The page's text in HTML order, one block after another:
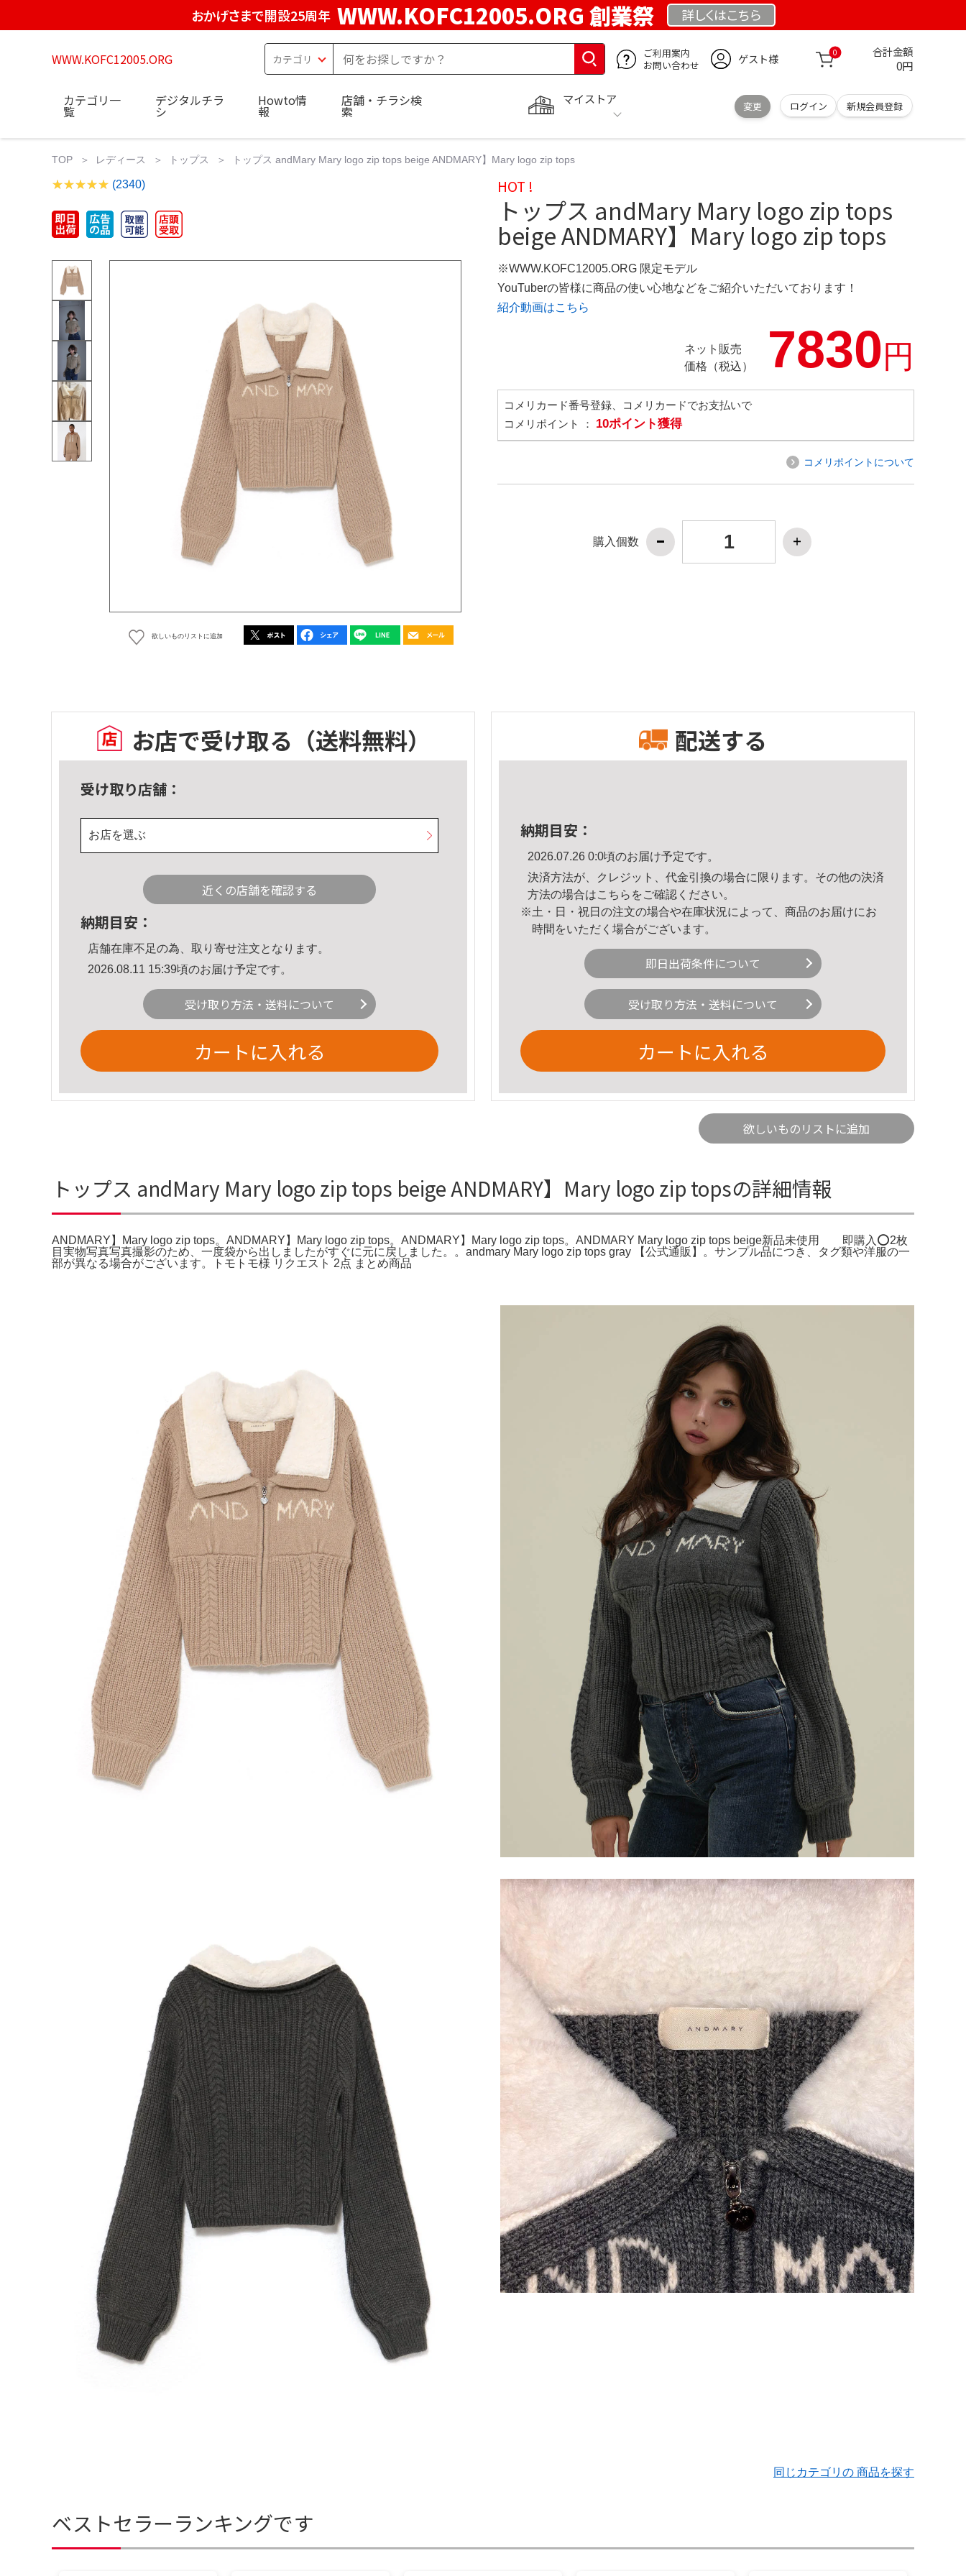
おかげさまで開設25周年 WWW.KOFC12005.ORG 創業祭 詳しくはこちら
WWW.KOFC12005.ORG
ご利用案内
お問い合わせ
ゲスト様 0 合計金額
0円
マイストア
変更 ログイン 新規会員登録
カテゴリ一
覧
デジタルチラ
シ
Howto情
報
店舗・チラシ検
索
TOP レディース トップス トップス andMary Mary logo zip tops beige ANDMARY】Mary logo zip tops
(2340)
欲しいものリストに追加
HOT !
トップス andMary Mary logo zip tops
beige ANDMARY】Mary logo zip tops
※WWW.KOFC12005.ORG 限定モデル
YouTuberの皆様に商品の使い心地などをご紹介いただいております！
紹介動画はこちら
ネット販売
価格（税込）
7830円
コメリカード番号登録、コメリカードでお支払いで
コメリポイント ： 10ポイント獲得
コメリポイントについて
購入個数
お店で受け取る （送料無料）
受け取り店舗：
お店を選ぶ
近くの店舗を確認する
納期目安：
店舗在庫不足の為、取り寄せ注文となります。
2026.08.11 15:39頃のお届け予定です。
受け取り方法・送料について
カートに入れる
配送する
納期目安：
2026.07.26 0:0頃のお届け予定です。
決済方法が、クレジット、代金引換の場合に限ります。その他の決済
方法の場合はこちら をご確認ください。
※土・日・祝日の注文の場合や在庫状況によって、商品のお届けにお
時間をいただく場合がございます。
即日出荷条件について
受け取り方法・送料について
カートに入れる
欲しいものリストに追加
トップス andMary Mary logo zip tops beige ANDMARY】Mary logo zip topsの詳細情報
ANDMARY】Mary logo zip tops。ANDMARY】Mary logo zip tops。ANDMARY】Mary logo zip tops。ANDMARY Mary logo zip tops beige新品未使用 即購入⭕️2枚
目実物写真写真撮影のため、一度袋から出しましたがすぐに元に戻しました。。andmary Mary logo zip tops gray 【公式通販】。サンプル品につき、タグ類や洋服の一
部が異なる場合がございます。トモトモ様 リクエスト 2点 まとめ商品
同じカテゴリの 商品を探す
ベストセラーランキングです